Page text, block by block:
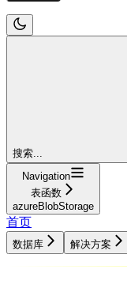
搜索...
Navigation
表函数
azureBlobStorage
首页
数据库 解决方案